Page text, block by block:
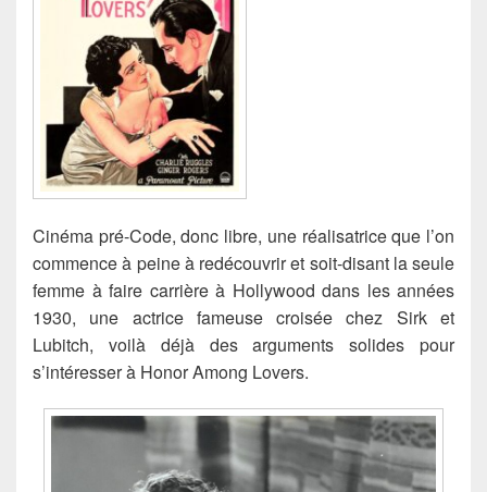
Cinéma pré-Code, donc libre, une réalisatrice que l’on
commence à peine à redécouvrir et soit-disant la seule
femme à faire carrière à Hollywood dans les années
1930, une actrice fameuse croisée chez Sirk et
Lubitch, voilà déjà des arguments solides pour
s’intéresser à Honor Among Lovers.